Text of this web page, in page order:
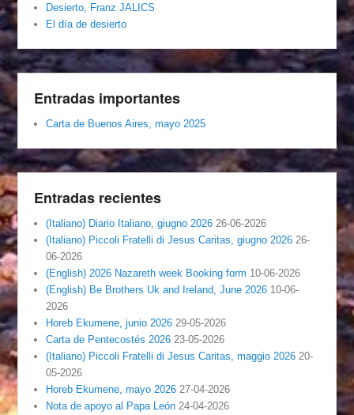
Desierto, Franz JALICS
El día de desierto
Entradas importantes
Carta de Buenos Aires, mayo 2025
Entradas recientes
(Italiano) Diario Italiano, giugno 2026 26-06-2026
(Italiano) Piccoli Fratelli di Jesus Caritas, giugno 2026 26-
06-2026
(English) 2026 Nazareth week Booking form 10-06-2026
(English) Be Brothers Uk and Ireland, June 2026 10-06-
2026
Horeb Ekumene, junio 2026 29-05-2026
Carta de Pentecostés 2026 23-05-2026
(Italiano) Piccoli Fratelli di Jesus Caritas, maggio 2026 20-
05-2026
Horeb Ekumene, mayo 2026 27-04-2026
Nota de apoyo al Papa León 24-04-2026